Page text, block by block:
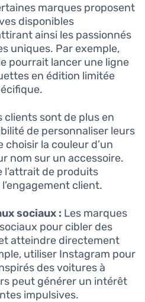
marques proposent
disponibles
ainsi les passionnés
uniques. Par exemple,
pourrait lancer une ligne
en édition limitée
clients sont de plus en
de personnaliser leurs
choisir la couleur d’un
nom sur un accessoire.
l’attrait de produits
client.
sociaux : Les marques
pour cibler des
atteindre directement
utiliser Instagram pour
des voitures à
peut générer un intérêt
impulsives.